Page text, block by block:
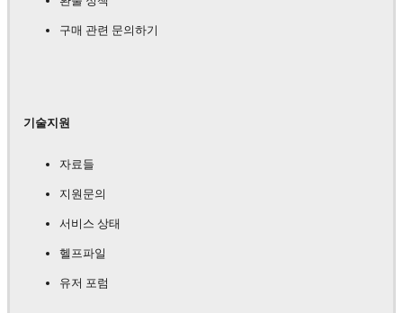
구매 관련 문의하기
기술지원
자료들
지원문의
서비스 상태
헬프파일
유저 포럼